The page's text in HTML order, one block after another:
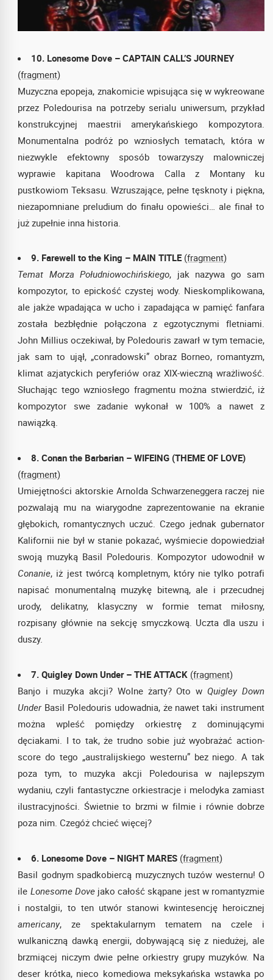
10. Lonesome Dove – CAPTAIN CALL’S JOURNEY
(fragment)
Muzyczna epopeja, znakomicie wpisująca się w wykreowane
przez Poledourisa na potrzeby serialu uniwersum, przykład
konstrukcyjnej maestrii amerykańskiego kompozytora.
Monumentalna podróż po wzniosłych tematach, która w
niezwykle efektowny sposób towarzyszy malowniczej
wyprawie kapitana Woodrowa Calla z Montany ku
pustkowiom Teksasu. Wzruszające, pełne tęsknoty i piękna,
niezapomniane preludium do finału opowieści… ale finał to
już zupełnie inna historia.
9. Farewell to the King – MAIN TITLE (fragment)
Temat Morza Południowochińskiego, jak nazywa go sam
kompozytor, to epickość czystej wody. Nieskomplikowana,
ale jakże wpadająca w ucho i zapadająca w pamięć fanfara
została bezbłędnie połączona z egzotycznymi fletniami.
John Millius oczekiwał, by Poledouris zawarł w tym temacie,
jak sam to ujął, „conradowski” obraz Borneo, romantyzm,
klimat azjatyckich peryferiów oraz XIX-wieczną wrażliwość.
Słuchając tego wzniosłego fragmentu można stwierdzić, iż
kompozytor swe zadanie wykonał w 100% a nawet z
nawiązką.
8. Conan the Barbarian – WIFEING (THEME OF LOVE)
(fragment)
Umiejętności aktorskie Arnolda Schwarzeneggera raczej nie
pozwalają mu na wiarygodne zaprezentowanie na ekranie
głębokich, romantycznych uczuć. Czego jednak gubernator
Kalifornii nie był w stanie pokazać, wyśmiecie dopowiedział
swoją muzyką Basil Poledouris. Kompozytor udowodnił w
Conanie, iż jest twórcą kompletnym, który nie tylko potrafi
napisać monumentalną muzykę bitewną, ale i przecudnej
urody, delikatny, klasyczny w formie temat miłosny,
rozpisany głównie na sekcję smyczkową. Uczta dla uszu i
duszy.
7. Quigley Down Under – THE ATTACK (fragment)
Banjo i muzyka akcji? Wolne żarty? Oto wQuigley Down
UnderBasil Poledouris udowadnia, że nawet taki instrument
można wpleść pomiędzy orkiestrę z dominującymi
dęciakami. I to tak, że trudno sobie już wyobrażać action-
score do tego „australijskiego westernu” bez niego. A tak
poza tym, to muzyka akcji Poledourisa w najlepszym
wydaniu, czyli fantastyczne orkiestracje i melodyka zamiast
ilustracyjności. Świetnie to brzmi w filmie i równie dobrze
poza nim. Czegóż chcieć więcej?
6. Lonesome Dove – NIGHT MARES (fragment)
Basil godnym spadkobiercą muzycznych tuzów westernu! O
ile Lonesome Dovejako całość skąpane jest w romantyzmie
i nostalgii, to ten utwór stanowi kwintesencję heroicznej
americany, ze spektakularnym tematem na czele i
wulkaniczną dawką energii, dobywającą się z niedużej, ale
brzmiącej niczym dwie pełne orkiestry grupy muzyków. Na
deser krótka, nieco komediowa meksykańska wstawka po